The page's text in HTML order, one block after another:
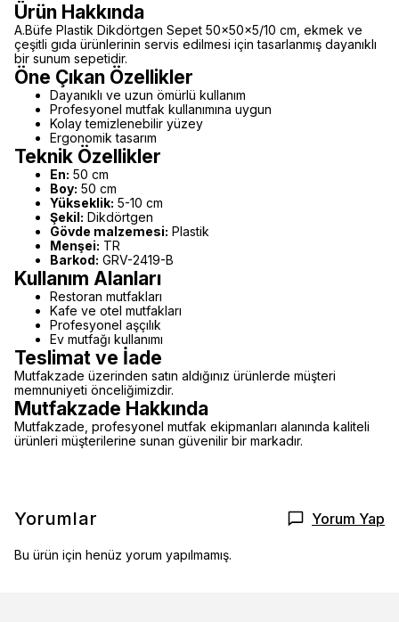
Ürün Hakkında
A.Büfe Plastik Dikdörtgen Sepet 50x50x5/10 cm, ekmek ve
çeşitli gıda ürünlerinin servis edilmesi için tasarlanmış dayanıklı
bir sunum sepetidir.
Öne Çıkan Özellikler
Dayanıklı ve uzun ömürlü kullanım
Profesyonel mutfak kullanımına uygun
Kolay temizlenebilir yüzey
Ergonomik tasarım
Teknik Özellikler
En: 50 cm
Boy: 50 cm
Yükseklik: 5-10 cm
Şekil: Dikdörtgen
Gövde malzemesi: Plastik
Menşei: TR
Barkod: GRV-2419-B
Kullanım Alanları
Restoran mutfakları
Kafe ve otel mutfakları
Profesyonel aşçılık
Ev mutfağı kullanımı
Teslimat ve İade
Mutfakzade üzerinden satın aldığınız ürünlerde müşteri
memnuniyeti önceliğimizdir.
Mutfakzade Hakkında
Mutfakzade, profesyonel mutfak ekipmanları alanında kaliteli
ürünleri müşterilerine sunan güvenilir bir markadır.
Yorumlar Yorum Yap
Bu ürün için henüz yorum yapılmamış.